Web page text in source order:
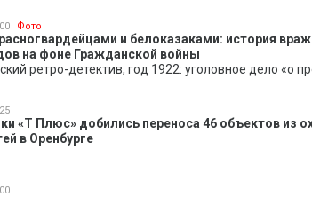
Фото
и белоказаками: история
на фоне Гражданской войны
ретро-детектив, год 1922: уголовное дело «о
«Т Плюс» добились переноса 46 объектов из
в Оренбурге